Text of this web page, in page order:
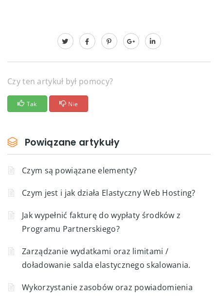
Czy ten artykuł był pomocy?
Tak Nie
Powiązane artykuły
Czym są powiązane elementy?
Czym jest i jak działa Elastyczny Web Hosting?
Jak wypełnić fakturę do wypłaty środków z
Programu Partnerskiego?
Zarządzanie wydatkami oraz limitami /
doładowanie salda elastycznego skalowania.
Wykorzystanie zasobów oraz powiadomienia